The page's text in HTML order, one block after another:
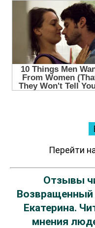
Перейти
Отзывы
Возвращенный
Екатерина.
мнения